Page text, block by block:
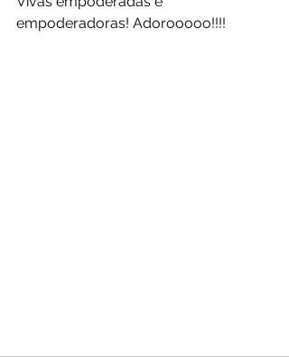
empoderadoras! Adorooooo!!!!